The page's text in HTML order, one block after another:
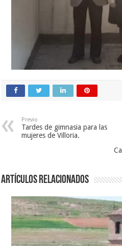
Previo
Tardes de gimnasia para las
mujeres de Villoria.
Artículos relacionados